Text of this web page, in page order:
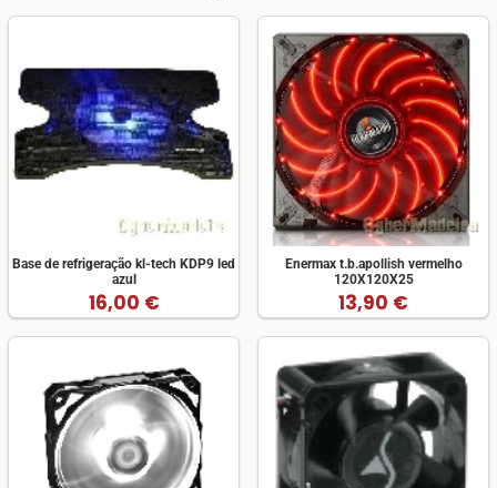
Base de refrigeração kl-tech KDP9 led
azul
16,00 €
Enermax t.b.apollish vermelho
120X120X25
13,90 €